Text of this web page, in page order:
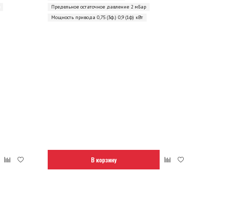
Предельное остаточное давление 2 мБар
Мощность привода 0,75 (3ф.) 0,9 (1ф) кВт
В корзину